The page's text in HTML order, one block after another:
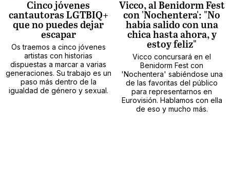
Cinco jóvenes
cantautoras LGTBIQ+
que no puedes dejar
escapar
Os traemos a cinco jóvenes
artistas con historias
dispuestas a marcar a varias
generaciones. Su trabajo es un
paso más dentro de la
igualdad de género y sexual.
Vicco, al Benidorm Fest
con 'Nochentera': "No
había salido con una
chica hasta ahora, y
estoy feliz"
Vicco concursará en el
Benidorm Fest con
'Nochentera' sabiéndose una
de las favoritas del público
para representarnos en
Eurovisión. Hablamos con ella
de eso y mucho más.